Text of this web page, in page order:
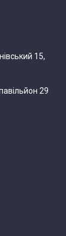
15,
29